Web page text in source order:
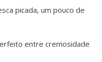
picada, um pouco de
entre cremosidade